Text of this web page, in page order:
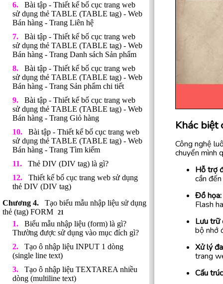
Bài tập - Thiết kế bố cục trang web
sử dụng thẻ TABLE (TABLE tag) - Web
Bán hàng - Trang Liên hệ
Bài tập - Thiết kế bố cục trang web
sử dụng thẻ TABLE (TABLE tag) - Web
Bán hàng - Trang Danh sách Sản phẩm
Bài tập - Thiết kế bố cục trang web
sử dụng thẻ TABLE (TABLE tag) - Web
Bán hàng - Trang Sản phẩm chi tiết
Bài tập - Thiết kế bố cục trang web
sử dụng thẻ TABLE (TABLE tag) - Web
Bán hàng - Trang Giỏ hàng
Bài tập - Thiết kế bố cục trang web
sử dụng thẻ TABLE (TABLE tag) - Web
Bán hàng - Trang Tìm kiếm
Thẻ DIV (DIV tag) là gì?
Thiết kế bố cục trang web sử dụng
thẻ DIV (DIV tag)
Tạo biểu mẫu nhập liệu sử dụng
thẻ (tag) FORM
21
Biểu mẫu nhập liệu (form) là gì?
Thường được sử dụng vào mục đích gì?
Tạo ô nhập liệu INPUT 1 dòng
(single line text)
Tạo ô nhập liệu TEXTAREA nhiều
dòng (multiline text)
Khác biệt
Công nghệ
chuyển mình
Hỗ trợ
cần
Đồ họa:
Flash
Lưu trữ
bộ nhớ
Xử lý
trang
Cấu